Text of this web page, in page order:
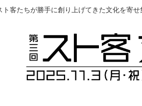
ト客たちが勝手に創り上げてきた文化を寄